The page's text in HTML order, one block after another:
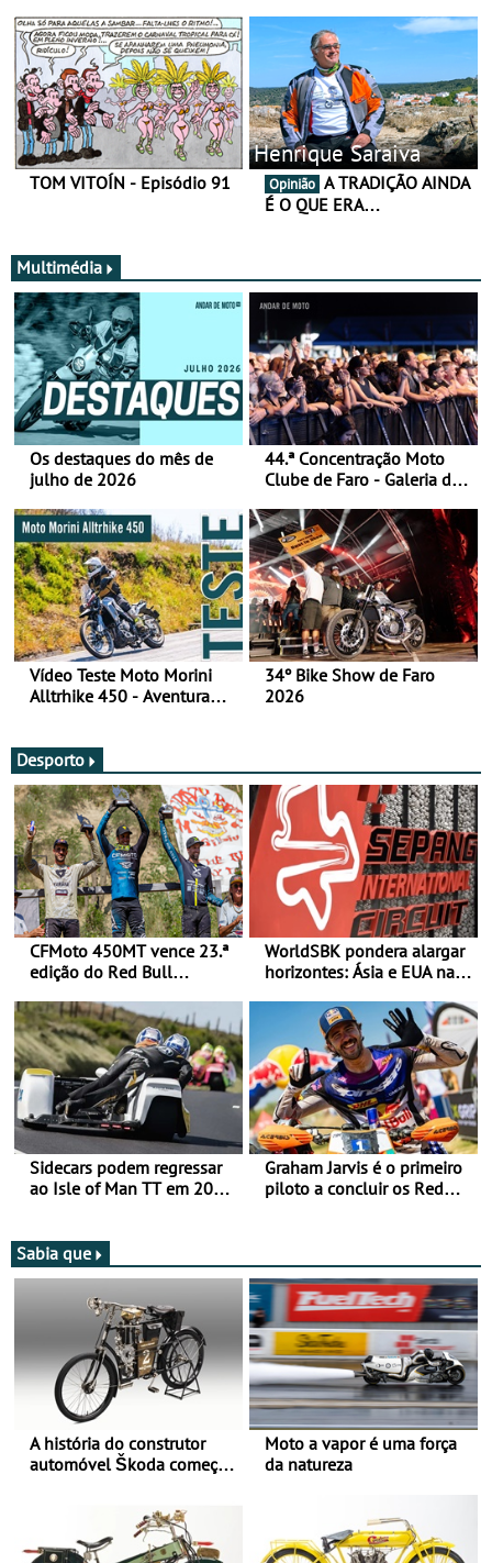
TOM VITOÍN - Episódio 91
Henrique Saraiva
Opinião
É O QUE ERA…
Multimédia
Os destaques do mês de
julho de 2026
44.ª Concentração Moto
Clube de Faro - Galeria de
Vídeo Teste Moto Morini
Alltrhike 450 - Aventura
34º Bike Show de Faro
2026
Desporto
CFMoto 450MT vence 23.ª
edição do Red Bull
Categorias Adventure -
Vitória na Ultimate, Core e
Lite
WorldSBK pondera alargar
horizontes: Ásia e EUA na
Sidecars podem regressar
ao Isle of Man TT em 2027
Graham Jarvis é o primeiro
piloto a concluir os Red
Sabia que
A história do construtor
automóvel Škoda começou
Moto a vapor é uma força
da natureza